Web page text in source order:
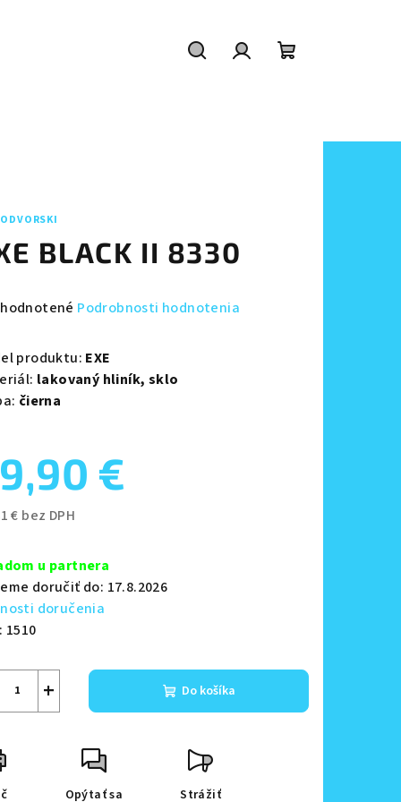
BLACK II 8330
Podrobnosti hodnotenia
produktu: EXE
lakovaný hliník, sklo
čierna
€
€ bez DPH
u partnera
doručiť do: 17.8.2026
doručenia
1510
+ Do košíka
Opýtať sa Strážiť